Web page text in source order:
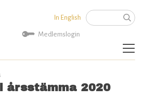
Sök
In English
Medlemslogin
årsstämma 2020